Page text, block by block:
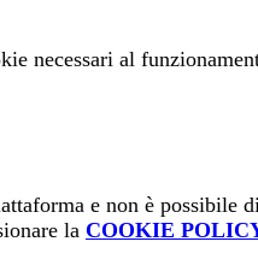
necessari al
e non è possibile
la COOKIE